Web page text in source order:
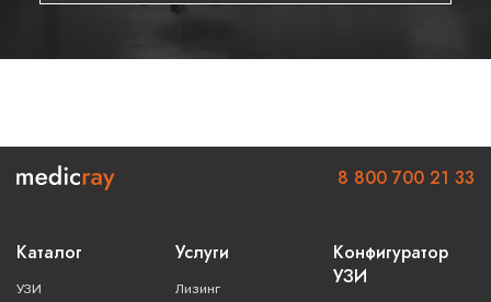
Съемный подогреватель геля для комфорта пациентов
Практические преимущества
Встроенные аккумуляторы для длительной автономной
работы
Эргономичный интерфейс с четким разделением
функций
Каталог
УЗИ
Услуги
Лизинг
Конфигуратор
УЗИ
8 800 700 21 33